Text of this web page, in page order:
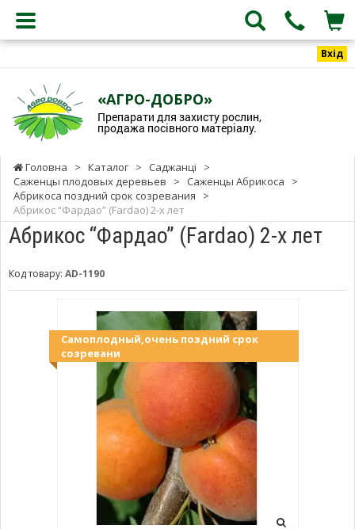
Вхід
«АГРО-ДОБРО»
Препарати для захисту рослин,
продажа посівного матеріалу.
Головна > Каталог > Саджанці
>
Саженцы плодовых деревьев
> Саженцы Абрикоса
>
Абрикоса поздний срок созревания
>
Абрикос “Фардао” (Fardao) 2-х лет
Абрикос “Фардао” (Fardao) 2-х лет
Код товару: AD-1190
Самоплодный,очень поздний срок
созревани